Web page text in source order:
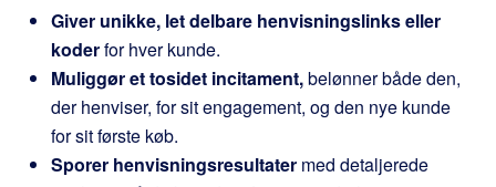
Giver unikke, let delbare henvisningslinks eller
koderfor hver kunde.
Muliggør et tosidet incitament,belønner både den,
der henviser, for sit engagement, og den nye kunde
for sit første køb.
Sporer henvisningsresultater med detaljerede